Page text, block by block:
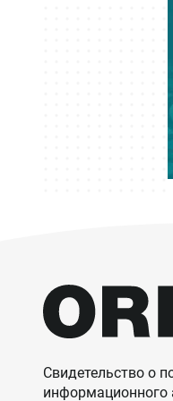
Свидетельство о
информационного